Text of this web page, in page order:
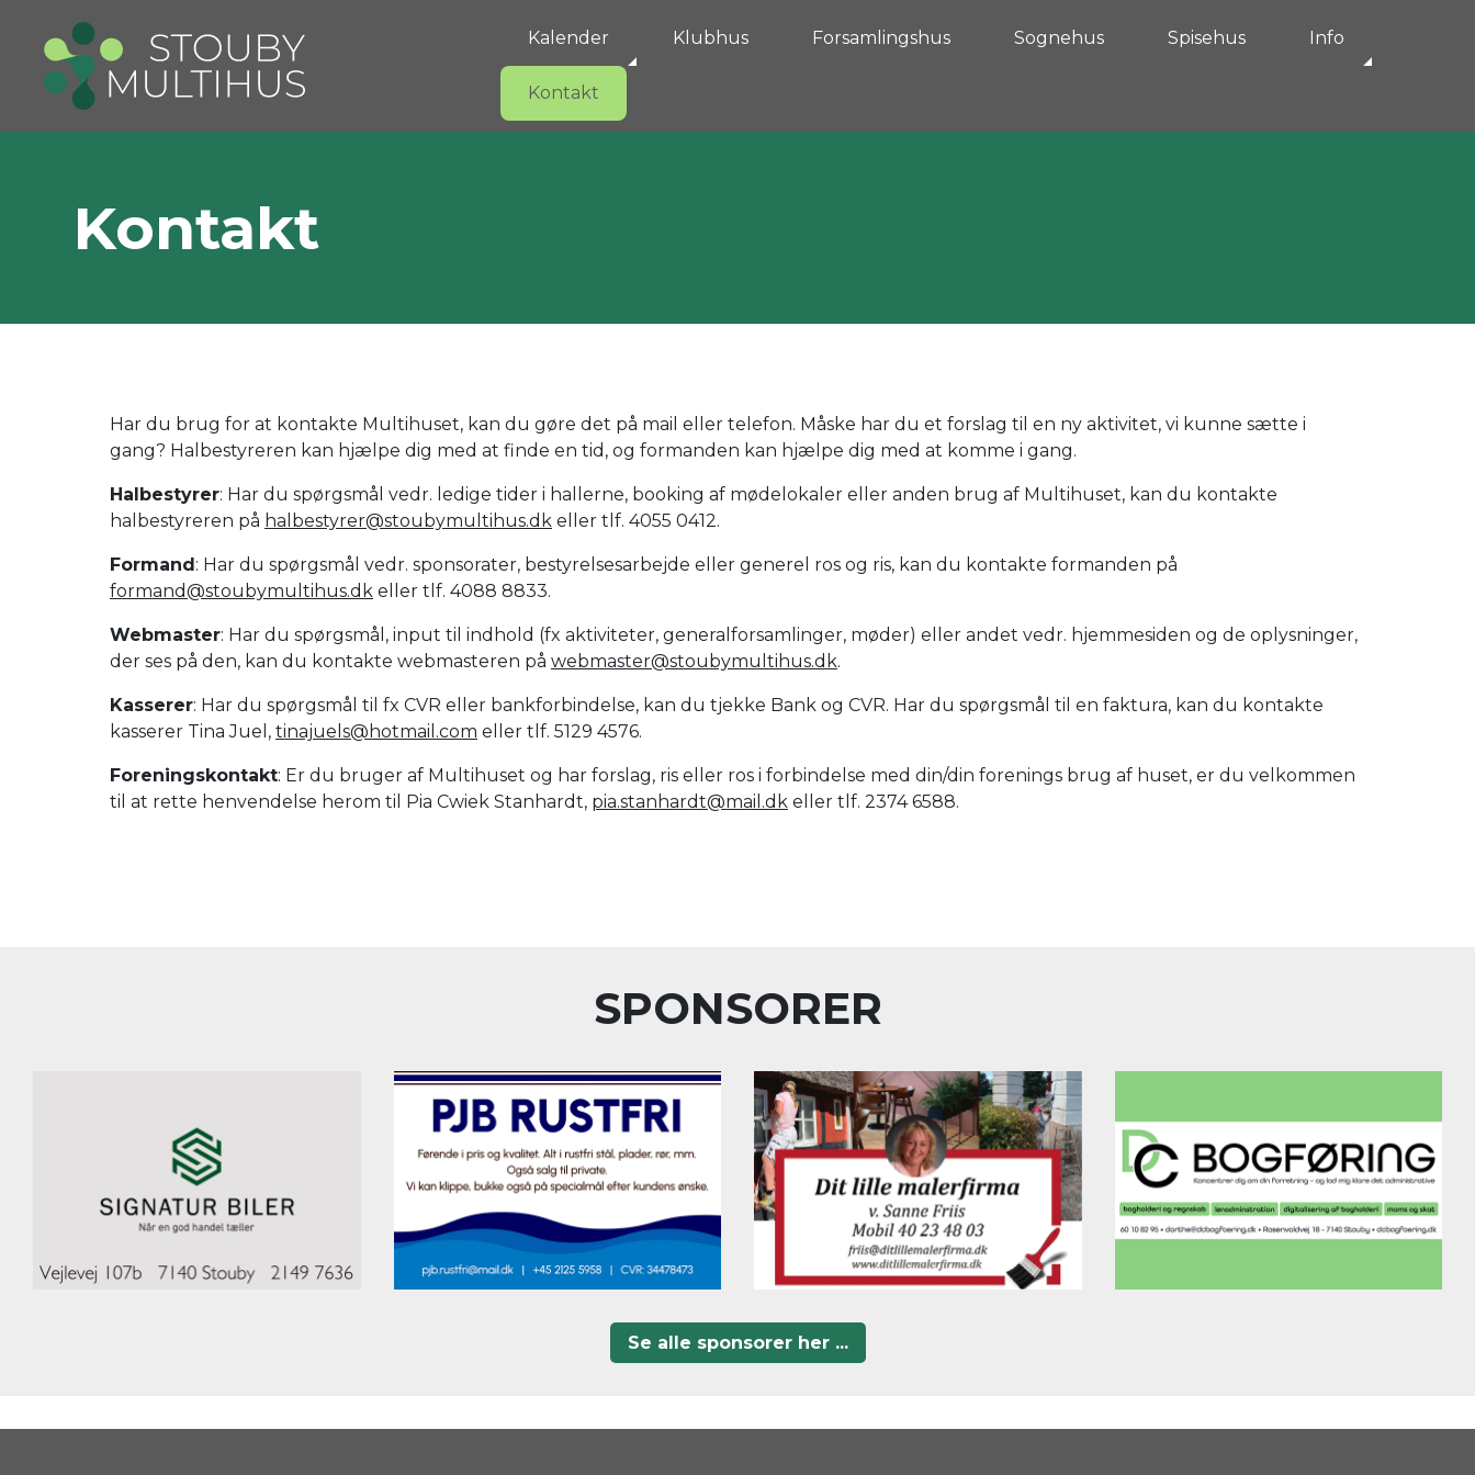
Kalender Klubhus Forsamlingshus Sognehus Spisehus Info
Kontakt
Kontakt
Har du brug for at kontakte Multihuset, kan du gøre det på mail eller telefon. Måske har du et forslag til en ny aktivitet, vi kunne sætte i
gang? Halbestyreren kan hjælpe dig med at finde en tid, og formanden kan hjælpe dig med at komme i gang.
Halbestyrer: Har du spørgsmål vedr. ledige tider i hallerne, booking af mødelokaler eller anden brug af Multihuset, kan du kontakte
halbestyreren på halbestyrer@stoubymultihus.dk eller tlf. 4055 0412.
Formand: Har du spørgsmål vedr. sponsorater, bestyrelsesarbejde eller generel ros og ris, kan du kontakte formanden på
formand@stoubymultihus.dk eller tlf. 4088 8833.
Webmaster: Har du spørgsmål, input til indhold (fx aktiviteter, generalforsamlinger, møder) eller andet vedr. hjemmesiden og de oplysninger,
der ses på den, kan du kontakte webmasteren på webmaster@stoubymultihus.dk.
Kasserer: Har du spørgsmål til fx CVR eller bankforbindelse, kan du tjekke Bank og CVR. Har du spørgsmål til en faktura, kan du kontakte
kasserer Tina Juel, tinajuels@hotmail.com eller tlf. 5129 4576.
Foreningskontakt: Er du bruger af Multihuset og har forslag, ris eller ros i forbindelse med din/din forenings brug af huset, er du velkommen
til at rette henvendelse herom til Pia Cwiek Stanhardt, pia.stanhardt@mail.dk eller tlf. 2374 6588.
SPONSORER
Se alle sponsorer her ...